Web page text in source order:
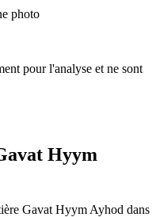
photo
pour l'analyse et ne sont
Hyym
Gavat Hyym Ayhod dans